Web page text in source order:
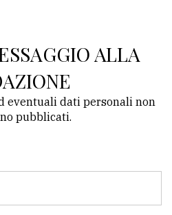
ALLA
eventuali dati personali non
pubblicati.